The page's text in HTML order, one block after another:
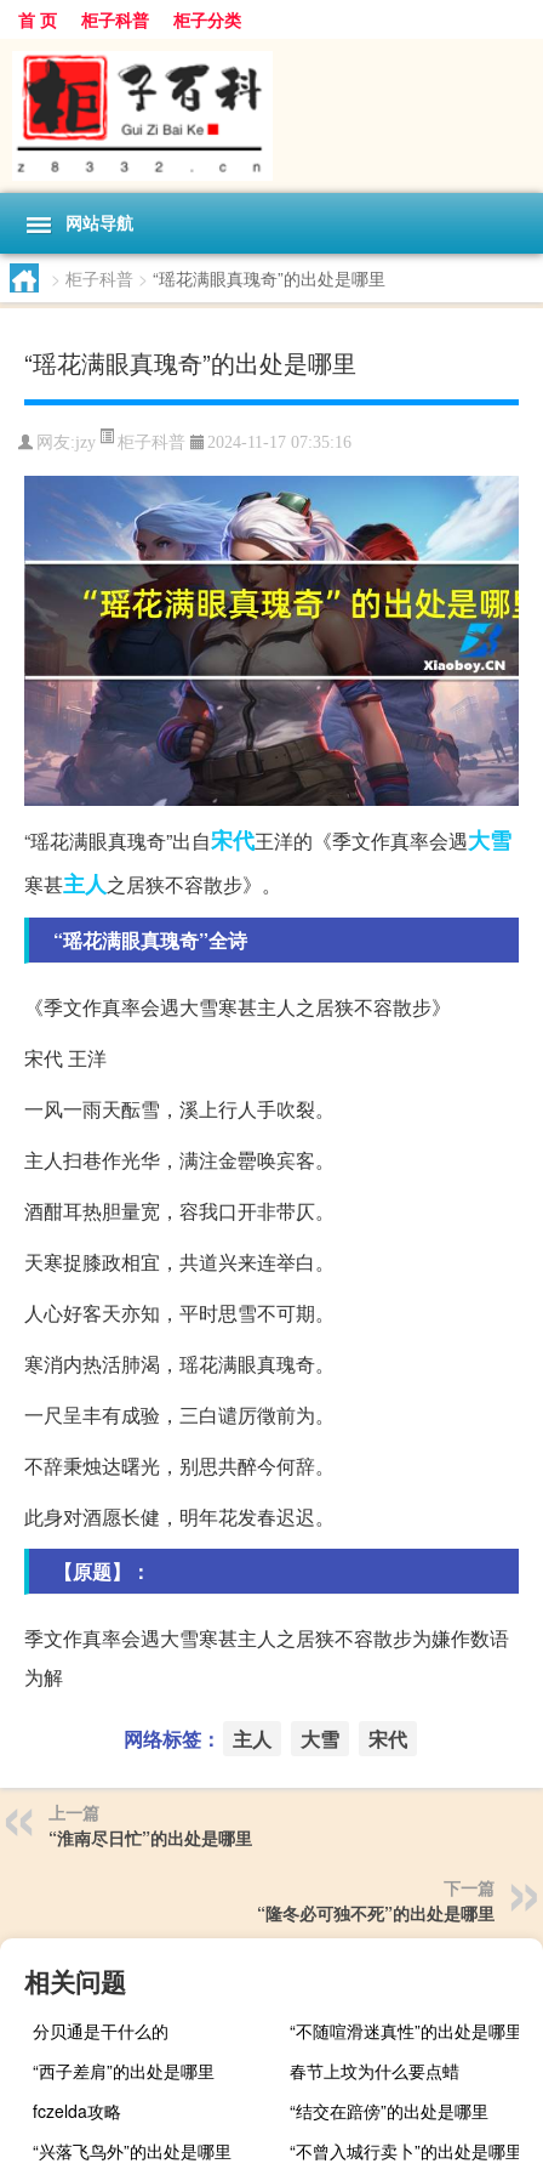
首 页 柜子科普 柜子分类
网站导航
> 柜子科普 > “瑶花满眼真瑰奇”的出处是哪里
“瑶花满眼真瑰奇”的出处是哪里
网友:jzy 柜子科普 2024-11-17 07:35:16
“瑶花满眼真瑰奇”出自宋代王洋的《季文作真率会遇大雪
寒甚主人之居狭不容散步》。
“瑶花满眼真瑰奇”全诗
《季文作真率会遇大雪寒甚主人之居狭不容散步》
宋代 王洋
一风一雨天酝雪，溪上行人手吹裂。
主人扫巷作光华，满注金罍唤宾客。
酒酣耳热胆量宽，容我口开非带仄。
天寒捉膝政相宜，共道兴来连举白。
人心好客天亦知，平时思雪不可期。
寒消内热活肺渴，瑶花满眼真瑰奇。
一尺呈丰有成验，三白谴厉徵前为。
不辞秉烛达曙光，别思共醉今何辞。
此身对酒愿长健，明年花发春迟迟。
【原题】：
季文作真率会遇大雪寒甚主人之居狭不容散步为嫌作数语
为解
网络标签： 主人 大雪 宋代
上一篇
“淮南尽日忙”的出处是哪里
下一篇
“隆冬必可独不死”的出处是哪里
相关问题
分贝通是干什么的
“不随喧滑迷真性”的出处是哪里
“西子差肩”的出处是哪里
春节上坟为什么要点蜡
fczelda攻略
“结交在踣傍”的出处是哪里
“兴落飞鸟外”的出处是哪里
“不曾入城行卖卜”的出处是哪里